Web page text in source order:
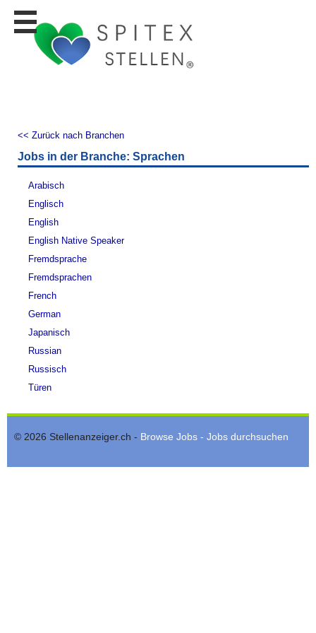
Stellen
finden
Personalberatungen
Tipp's
WERBUNG
JOB-
Lehrstellen
finden
Lehrstellen
gratis
inserieren
<< Zurück nach Branchen
Jobs in der Branche: Sprachen
Arabisch
Englisch
English
English Native Speaker
Fremdsprache
Fremdsprachen
French
German
Japanisch
Russian
Russisch
Türen
© 2026 Stellenanzeiger.ch - Browse Jobs - Jobs durchsuchen